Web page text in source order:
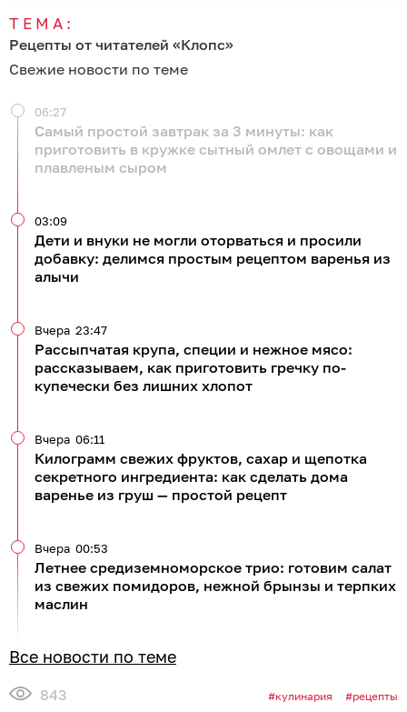
ТЕМА:
Рецепты от читателей «Клопс»
Свежие новости по теме
Самый простой завтрак за 3 минуты: как
приготовить в кружке сытный омлет с овощами и
плавленым сыром
06:27
Дети и внуки не могли оторваться и просили
добавку: делимся простым рецептом варенья из
алычи
03:09
Рассыпчатая крупа, специи и нежное мясо:
рассказываем, как приготовить гречку по-
купечески без лишних хлопот
Вчера 23:47
Килограмм свежих фруктов, сахар и щепотка
секретного ингредиента: как сделать дома
варенье из груш — простой рецепт
Вчера 06:11
Летнее средиземноморское трио: готовим салат
из свежих помидоров, нежной брынзы и терпких
маслин
Вчера 00:53
Все новости по теме
843 кулинария рецепты